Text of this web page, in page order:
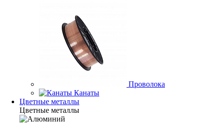
Проволока
Канаты
Цветные металлы
Цветные металлы